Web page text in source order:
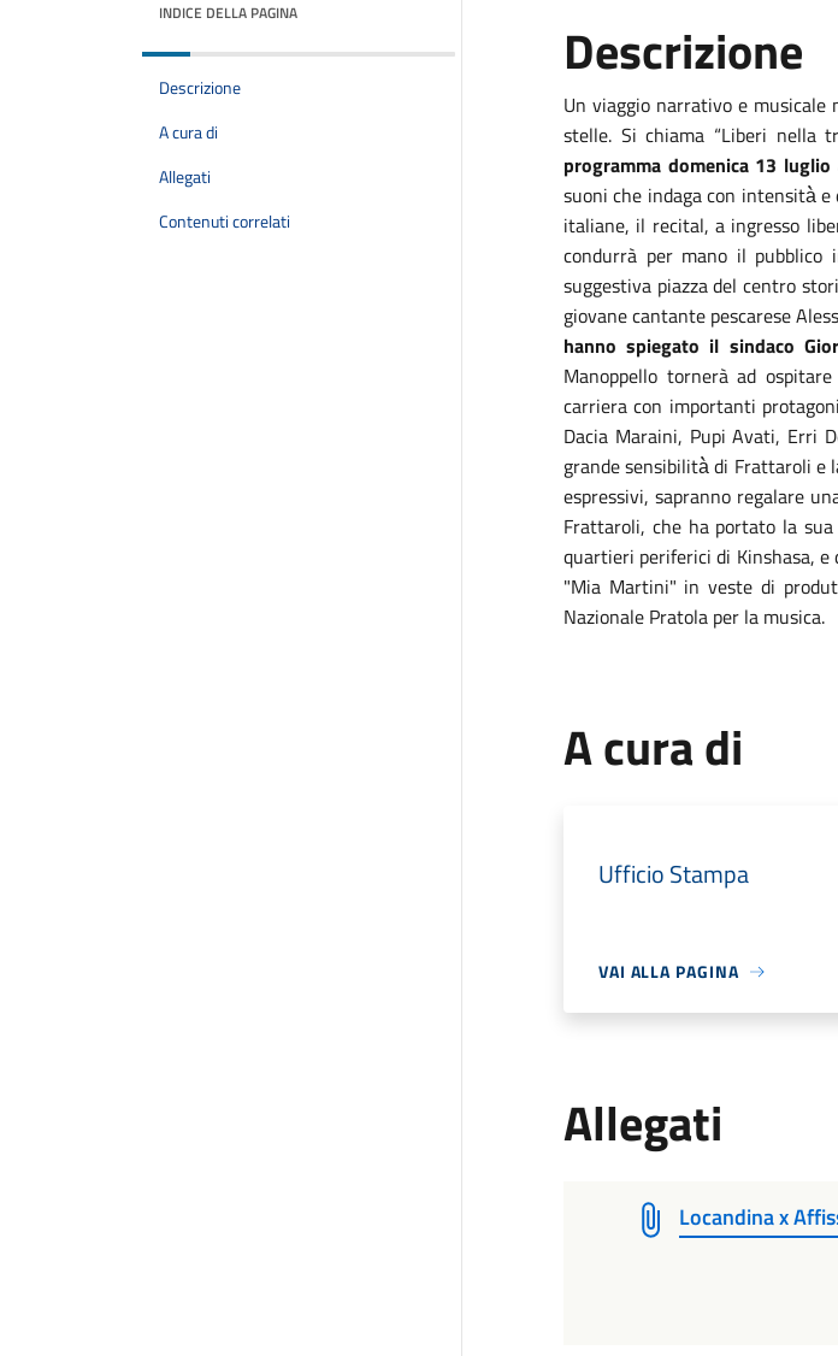
INDICE DELLA PAGINA
Descrizione
A cura di
Allegati
Contenuti correlati
Descrizione
Un viaggio narrativo e
stelle. Si chiama “Liberi nella
programma domenica 13 luglio
suoni che indaga con intensità̀
italiane, il recital, a ingresso
condurrà per mano il pubblico
suggestiva piazza del centro
giovane cantante pescarese
hanno spiegato il sindaco
Manoppello tornerà ad
carriera con importanti
Dacia Maraini, Pupi Avati, Erri
grande sensibilità̀ di Frattaroli e
espressivi, sapranno regalare
Frattaroli, che ha portato la
quartieri periferici di Kinshasa,
"Mia Martini" in veste di
Nazionale Pratola per la musica.
A cura di
Ufficio Stampa
VAI ALLA PAGINA
Allegati
Locandina x